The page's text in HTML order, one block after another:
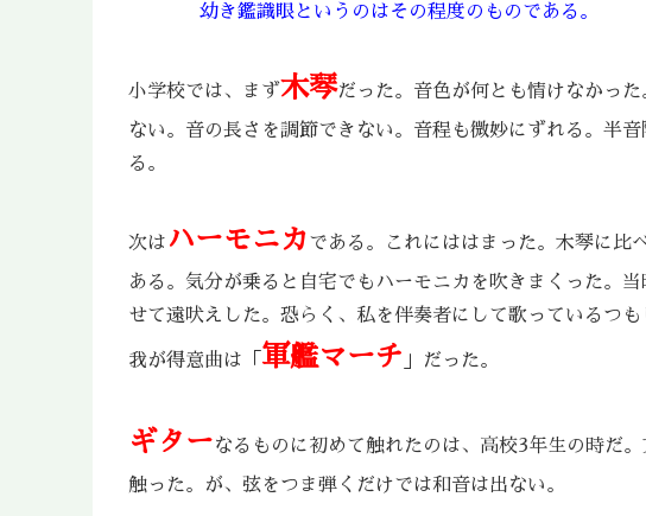
幼き鑑識眼というのはその程度のものである。
小学校では、まず木琴だった。音色が何とも情けなかっ
ない。音の長さを調節できない。音程も微妙にずれる。半
る。
次は ハーモニカである。これにははまった。木琴に比
ある。気分が乗ると自宅でもハーモニカを吹きまくった。
せて遠吠えした。恐らく、私を伴奏者にして歌っているつも
我が得意曲は「 軍艦マーチ 」だった。
ギターなるものに初めて触れたのは、高校3年生の時だ
触った。が、弦をつま弾くだけでは和音は出ない。